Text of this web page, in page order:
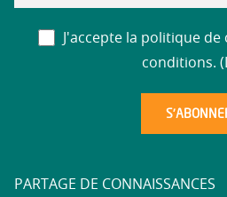
J'accepte la politique
conditions. (
PARTAGE DE CONNAISSANCES